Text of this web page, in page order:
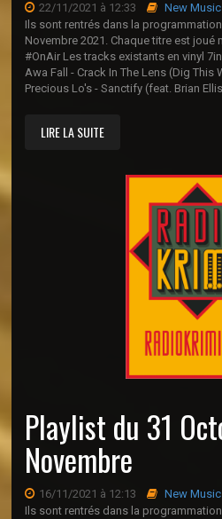
22/11/2021 à 12:33
New
Ils sont rentrés dans la
Novembre 2021. Chaque titre est joué
#OnAir Les tracks existants en vinyl
Awa Fall - Crack In The Lens (Dig This
Precious Lo's - Sanctify (feat. Brian
LIRE LA SUITE
Playlist du 31
Novembre
16/11/2021 à 12:13
New
Ils sont rentrés dans la